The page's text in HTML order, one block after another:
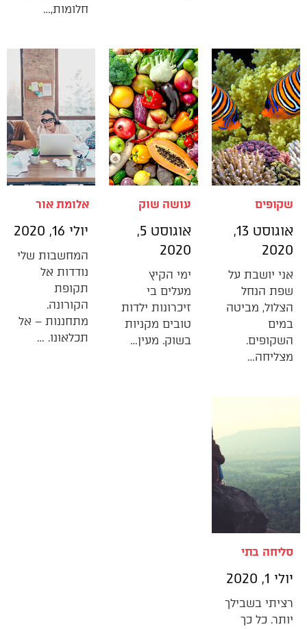
חלומות,…
שקופים
אוגוסט 13,
2020
אני יושבת על
שפת הנחל
הצלול, מביטה
במים
השקופים.
מצליחה…
עושה שוק
אוגוסט 5,
2020
ימי הקיץ
מעלים בי
זיכרונות ילדות
טובים מקניות
בשוק. מעין…
אלומת אור
יולי 16, 2020
המחשבות שלי
נודדות אל
תקופת
הקורונה.
מתחננות – אל
תכלאונו. …
סליחה בתי
יולי 1, 2020
רציתי בשבילך
יותר. כל כך